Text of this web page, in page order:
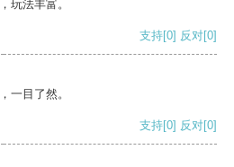
玩法丰富。
支持[0] 反对[0]
一目了然。
支持[0] 反对[0]